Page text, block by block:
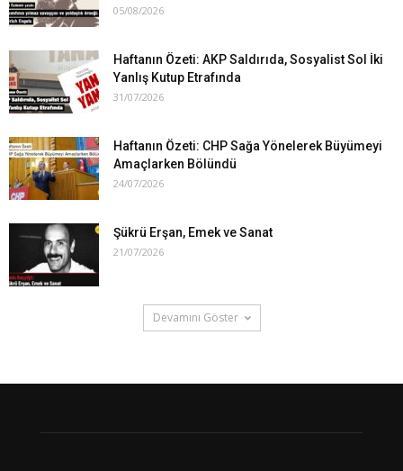
05/08/2026
Haftanın Özeti: AKP Saldırıda, Sosyalist Sol İki
Yanlış Kutup Etrafında
31/07/2026
Haftanın Özeti: CHP Sağa Yönelerek Büyümeyi
Amaçlarken Bölündü
24/07/2026
Şükrü Erşan, Emek ve Sanat
21/07/2026
Devamını Göster